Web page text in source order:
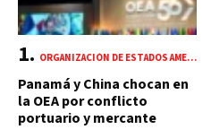
ORGANIZACIÓN DE ESTADOS AMERICANOS (OEA)
Panamá y China chocan en
la OEA por conflicto
portuario y mercante